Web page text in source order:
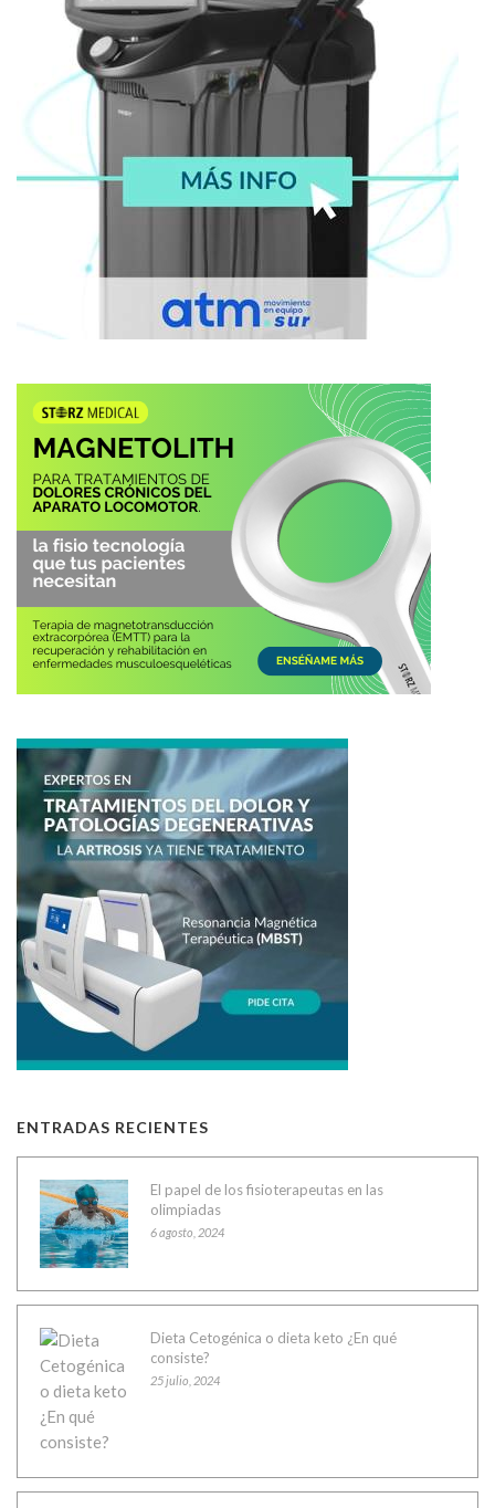
ENTRADAS RECIENTES
El papel de los fisioterapeutas en las
olimpiadas
6 agosto, 2024
Dieta Cetogénica o dieta keto ¿En qué
consiste?
25 julio, 2024